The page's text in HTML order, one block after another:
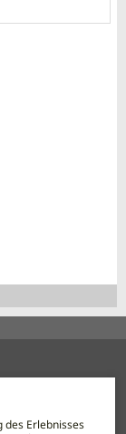
des Erlebnisses